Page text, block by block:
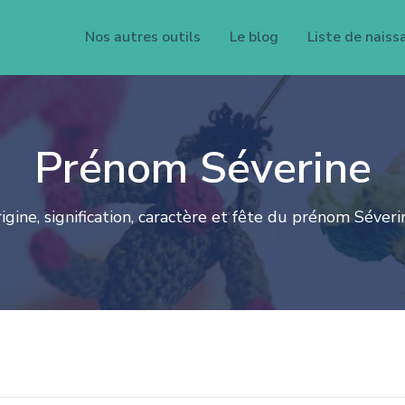
Nos autres outils Le blog Liste de
Prénom Séverine
signification, caractère et fête du prénom